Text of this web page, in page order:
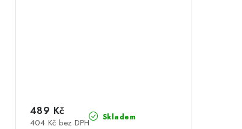
Skladem
404 Kč bez DPH
489 Kč